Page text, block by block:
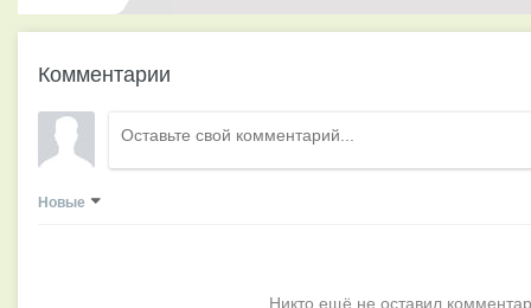
Комментарии
Новые
Никто ещё не оставил